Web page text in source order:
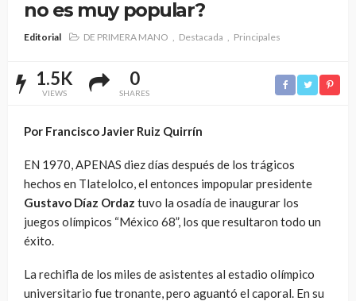
no es muy popular?
Editorial DE PRIMERA MANO Destacada Principales
1.5K
VIEWS
0
SHARES
Por Francisco Javier Ruiz Quirrín
EN 1970, APENAS diez días después de los trágicos
hechos en Tlatelolco, el entonces impopular presidente
Gustavo Díaz Ordaz tuvo la osadía de inaugurar los
juegos olímpicos “México 68”, los que resultaron todo un
éxito.
La rechifla de los miles de asistentes al estadio olímpico
universitario fue tronante, pero aguantó el caporal. En su